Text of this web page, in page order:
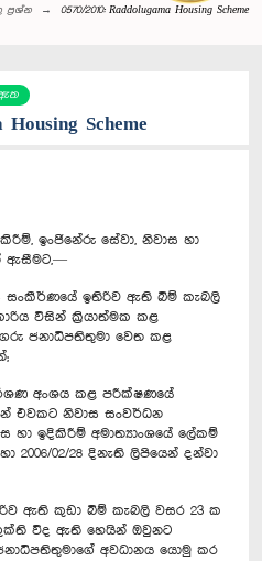
ප්‍රශ්න 0570/2010: Raddolugama Housing Scheme
Housing Scheme
ඉංජිනේරු සේවා, නිවාස හා
ඇසීමට,—
ඉතිරිව ඇති බිම් ‍කැබලි
විසින් ක්‍රියාත්මක කළ
ජනාධිපතිතුමා වෙත කළ
අංශය කළ පරීක්ෂණයේ
එවකට නිවාස සංවර්ධන
හා ඉදිකිරීම් අමාත්‍යාංශයේ ලේකම්
2006/02/28 දිනැති ලිපියෙන් දන්වා
ඇති කුඩා බිම් කැබලි වසර 23 ක
විද ඇති හෙයින් ඔවුනට
අවධානය යොමු කර